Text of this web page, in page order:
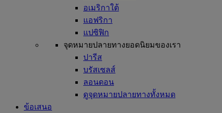
อเมริกาใต้
แอฟริกา
แปซิฟิก
จุดหมายปลายทางยอดนิยมของเรา
ปารีส
บรัสเซลส์
ลอนดอน
ดูจุดหมายปลายทางทั้งหมด
ข้อเสนอ